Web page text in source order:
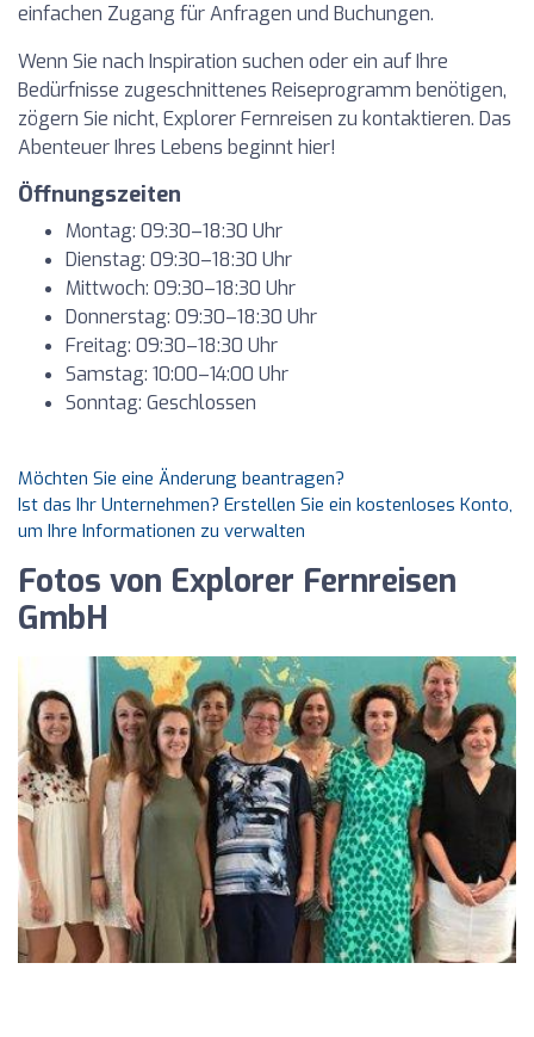
einfachen Zugang für Anfragen und Buchungen.
Wenn Sie nach Inspiration suchen oder ein auf Ihre
Bedürfnisse zugeschnittenes Reiseprogramm benötigen,
zögern Sie nicht, Explorer Fernreisen zu kontaktieren. Das
Abenteuer Ihres Lebens beginnt hier!
Öffnungszeiten
Montag: 09:30–18:30 Uhr
Dienstag: 09:30–18:30 Uhr
Mittwoch: 09:30–18:30 Uhr
Donnerstag: 09:30–18:30 Uhr
Freitag: 09:30–18:30 Uhr
Samstag: 10:00–14:00 Uhr
Sonntag: Geschlossen
Möchten Sie eine Änderung beantragen?
Ist das Ihr Unternehmen? Erstellen Sie ein kostenloses Konto,
um Ihre Informationen zu verwalten
Fotos von Explorer Fernreisen
GmbH